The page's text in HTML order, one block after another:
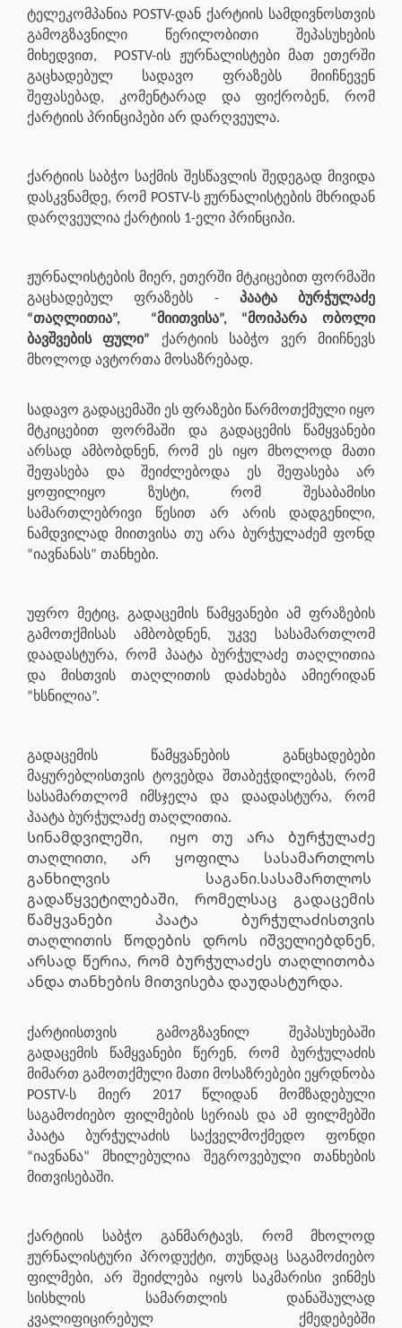
ტელეკომპანია POSTV-დან ქარტიის სამდივნოსთვის
გამოგზავნილი წერილობითი შეპასუხების
მიხედვით,
POSTV-ის ჟურნალისტები მათ ეთერში
გაცხადებულ სადავო ფრაზებს მიიჩნევენ
შეფასებად, კომენტარად და ფიქრობენ, რომ
ქარტიის პრინციპები არ დარღვეულა.
ქარტიის საბჭო საქმის შესწავლის შედეგად მივიდა
დასკვნამდე, რომ POSTV-ს ჟურნალისტების მხრიდან
დარღვეულია ქარტიის 1-ელი პრინციპი.
ჟურნალისტების მიერ, ეთერში მტკიცებით ფორმაში
გაცხადებულ ფრაზებს - პაატა ბურჭულაძე
“თაღლითია”,
“მიითვისა”, “მოიპარა ობოლი
ბავშვების ფული” ქარტიის საბჭო ვერ მიიჩნევს
მხოლოდ ავტორთა მოსაზრებად.
სადავო გადაცემაში ეს ფრაზები წარმოთქმული იყო
მტკიცებით ფორმაში და გადაცემის წამყვანები
არსად ამბობდნენ, რომ ეს იყო მხოლოდ მათი
შეფასება და შეიძლებოდა ეს შეფასება არ
ყოფილიყო ზუსტი, რომ შესაბამისი
სამართლებრივი წესით არ არის დადგენილი,
ნამდვილად მიითვისა თუ არა ბურჭულაძემ ფონდ
“იავნანას” თანხები.
უფრო მეტიც, გადაცემის წამყვანები ამ ფრაზების
გამოთქმისას ამბობდნენ, უკვე სასამართლომ
დაადასტურა, რომ პაატა ბურჭულაძე თაღლითია
და მისთვის თაღლითის დაძახება ამიერიდან
“ხსნილია”.
გადაცემის წამყვანების განცხადებები
მაყურებლისთვის ტოვებდა შთაბეჭდილებას, რომ
სასამართლომ იმსჯელა და დაადასტურა, რომ
პაატა ბურჭულაძე თაღლითია.
Სინამდვილეში,
იყო თუ არა ბურჭულაძე
თაღლითი, არ ყოფილა სასამართლოს
განხილვის საგანი.სასამართლოს
გადაწყვეტილებაში, რომელსაც გადაცემის
წამყვანები პაატა ბურჭულაძისთვის
თაღლითის წოდების დროს იშველიებდნენ,
არსად წერია, რომ ბურჭულაძეს თაღლითობა
ანდა თანხების მითვისება დაუდასტურდა.
ქარტიისთვის გამოგზავნილ შეპასუხებაში
გადაცემის წამყვანები წერენ, რომ ბურჭულაძის
მიმართ გამოთქმული მათი მოსაზრებები ეყრდნობა
POSTV-ს მიერ 2017 წლიდან მომზადებული
საგამოძიებო ფილმების სერიას და ამ ფილმებში
პაატა ბურჭულაძის საქველმოქმედო ფონდი
“იავნანა” მხილებულია შეგროვებული თანხების
მითვისებაში.
ქარტიის საბჭო განმარტავს, რომ მხოლოდ
ჟურნალისტური პროდუქტი, თუნდაც საგამოძიებო
ფილმები, არ შეიძლება იყოს საკმარისი ვინმეს
სისხლის სამართლის დანაშაულად
კვალიფიცირებულ ქმედებებში